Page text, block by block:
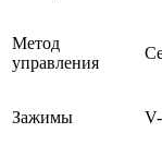
Метод
управления
Зажимы